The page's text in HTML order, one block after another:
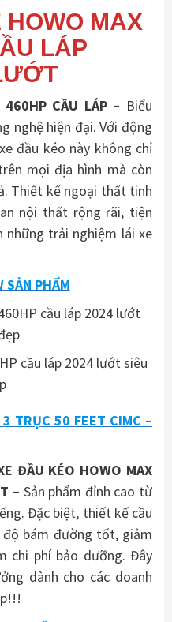
MAX
LÁP
CẦU LÁP – Biểu
nghệ hiện đại. Với động
đầu kéo này không chỉ
mọi địa hình mà còn
Thiết kế ngoại thất tinh
nội thất rộng rãi, tiện
trải nghiệm lái xe
SẢN PHẨM
cầu láp 2024 lướt siêu
TRỤC 50 FEET CIMC –
ĐẦU KÉO HOWO MAX
– Sản phẩm đỉnh cao từ
Đặc biệt, thiết kế cầu
bám đường tốt, giảm
chi phí bảo dưỡng. Đây
dành cho các doanh